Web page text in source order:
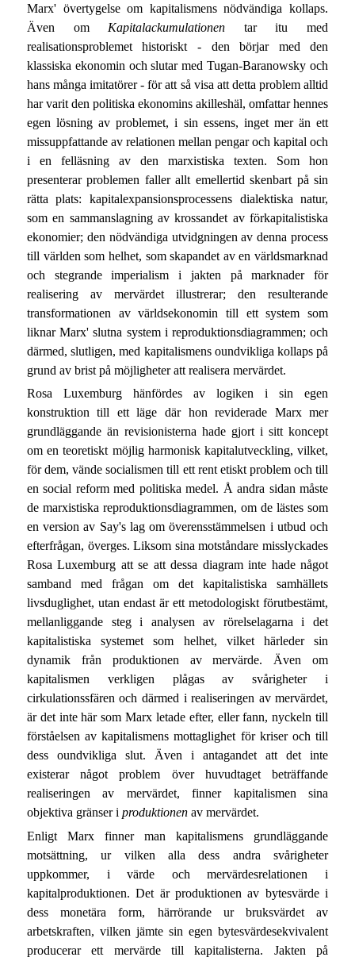
Marx' övertygelse om kapitalismens nödvändiga kollaps.
Även om Kapitalackumulationen tar itu med
realisationsproblemet historiskt - den börjar med den
klassiska ekonomin och slutar med Tugan-Baranowsky och
hans många imitatörer - för att så visa att detta problem alltid
har varit den politiska ekonomins akilleshäl, omfattar hennes
egen lösning av problemet, i sin essens, inget mer än ett
missuppfattande av relationen mellan pengar och kapital och
i en felläsning av den marxistiska texten. Som hon
presenterar problemen faller allt emellertid skenbart på sin
rätta plats: kapitalexpansionsprocessens dialektiska natur,
som en sammanslagning av krossandet av förkapitalistiska
ekonomier; den nödvändiga utvidgningen av denna process
till världen som helhet, som skapandet av en världsmarknad
och stegrande imperialism i jakten på marknader för
realisering av mervärdet illustrerar; den resulterande
transformationen av världsekonomin till ett system som
liknar Marx' slutna system i reproduktionsdiagrammen; och
därmed, slutligen, med kapitalismens oundvikliga kollaps på
grund av brist på möjligheter att realisera mervärdet.
Rosa Luxemburg hänfördes av logiken i sin egen
konstruktion till ett läge där hon reviderade Marx mer
grundläggande än revisionisterna hade gjort i sitt koncept
om en teoretiskt möjlig harmonisk kapitalutveckling, vilket,
för dem, vände socialismen till ett rent etiskt problem och till
en social reform med politiska medel. Å andra sidan måste
de marxistiska reproduktionsdiagrammen, om de lästes som
en version av Say's lag om överensstämmelsen i utbud och
efterfrågan, överges. Liksom sina motståndare misslyckades
Rosa Luxemburg att se att dessa diagram inte hade något
samband med frågan om det kapitalistiska samhällets
livsduglighet, utan endast är ett metodologiskt förutbestämt,
mellanliggande steg i analysen av rörelselagarna i det
kapitalistiska systemet som helhet, vilket härleder sin
dynamik från produktionen av mervärde. Även om
kapitalismen verkligen plågas av svårigheter i
cirkulationssfären och därmed i realiseringen av mervärdet,
är det inte här som Marx letade efter, eller fann, nyckeln till
förståelsen av kapitalismens mottaglighet för kriser och till
dess oundvikliga slut. Även i antagandet att det inte
existerar något problem över huvudtaget beträffande
realiseringen av mervärdet, finner kapitalismen sina
objektiva gränser i produktionenav mervärdet.
Enligt Marx finner man kapitalismens grundläggande
motsättning, ur vilken alla dess andra svårigheter
uppkommer, i värde och mervärdesrelationen i
kapitalproduktionen. Det är produktionen av bytesvärde i
dess monetära form, härrörande ur bruksvärdet av
arbetskraften, vilken jämte sin egen bytesvärdesekvivalent
producerar ett mervärde till kapitalisterna. Jakten på